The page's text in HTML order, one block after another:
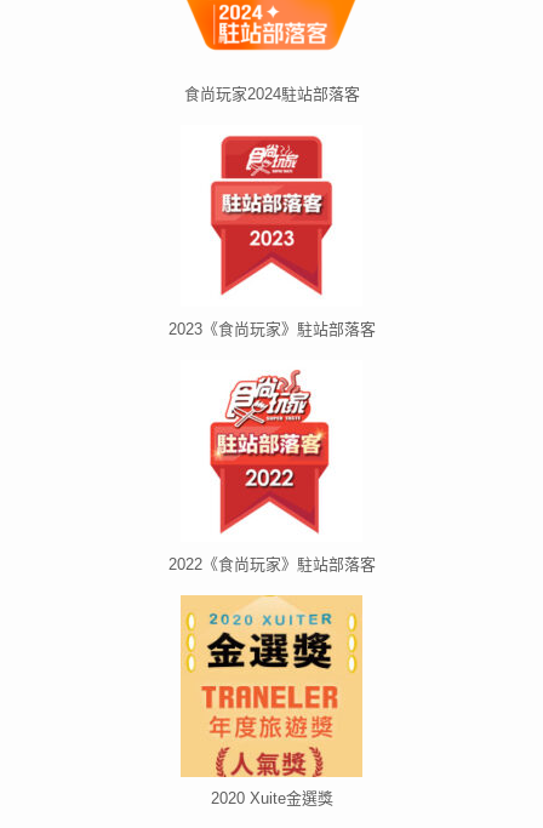
食尚玩家2024駐站部落客
2023《食尚玩家》駐站部落客
2022《食尚玩家》駐站部落客
2020 Xuite金選獎